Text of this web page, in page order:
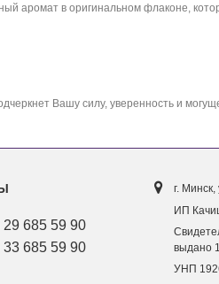
аромат в оригинальном флаконе,
Вашу силу, уверенность и
29 685 59 90
33 685 59 90
г. Минск,
ИП
выдано
УНП